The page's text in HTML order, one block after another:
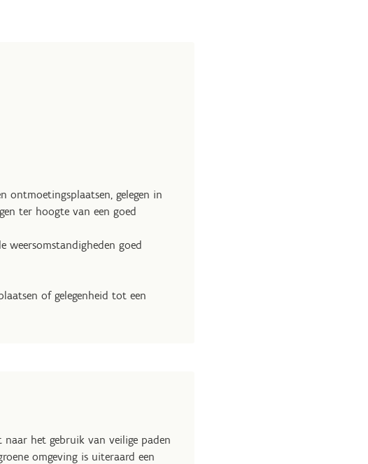
ontmoetingsplaatsen, gelegen in
ter hoogte van een goed
weersomstandigheden goed
of gelegenheid tot een
het gebruik van veilige paden
omgeving is uiteraard een